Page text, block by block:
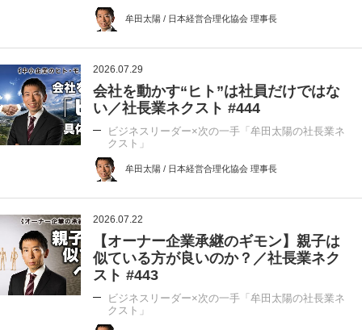
牟田太陽 / 日本経営合理化協会 理事長
2026.07.29
会社を動かす“ヒト”は社員だけではな
い／社長業ネクスト #444
ビジネスリーダー×次の一手「牟田太陽の社長業ネ
クスト」
牟田太陽 / 日本経営合理化協会 理事長
2026.07.22
【オーナー企業承継のギモン】親子は
似ている方が良いのか？／社長業ネク
スト #443
ビジネスリーダー×次の一手「牟田太陽の社長業ネ
クスト」